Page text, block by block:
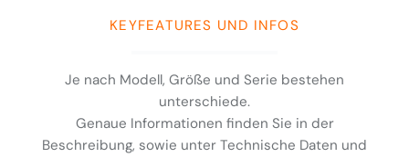
KEYFEATURES UND INFOS
Je nach Modell, Größe und Serie bestehen
unterschiede.
Genaue Informationen finden Sie in der
Beschreibung, sowie unter Technische Daten und